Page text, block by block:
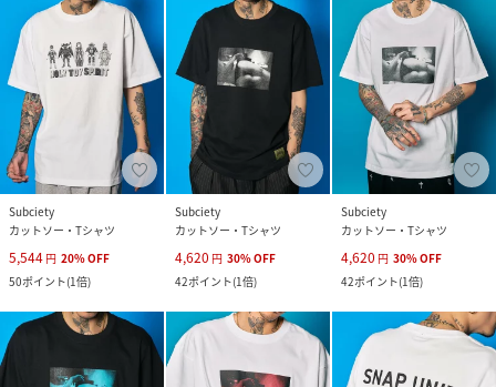
Subciety
カットソー・Tシャツ
5,544 円 20%OFF
50ポイント(1倍)
Subciety
カットソー・Tシャツ
4,620 円 30%OFF
42ポイント(1倍)
Subciety
カットソー・Tシャツ
4,620 円 30%OFF
42ポイント(1倍)